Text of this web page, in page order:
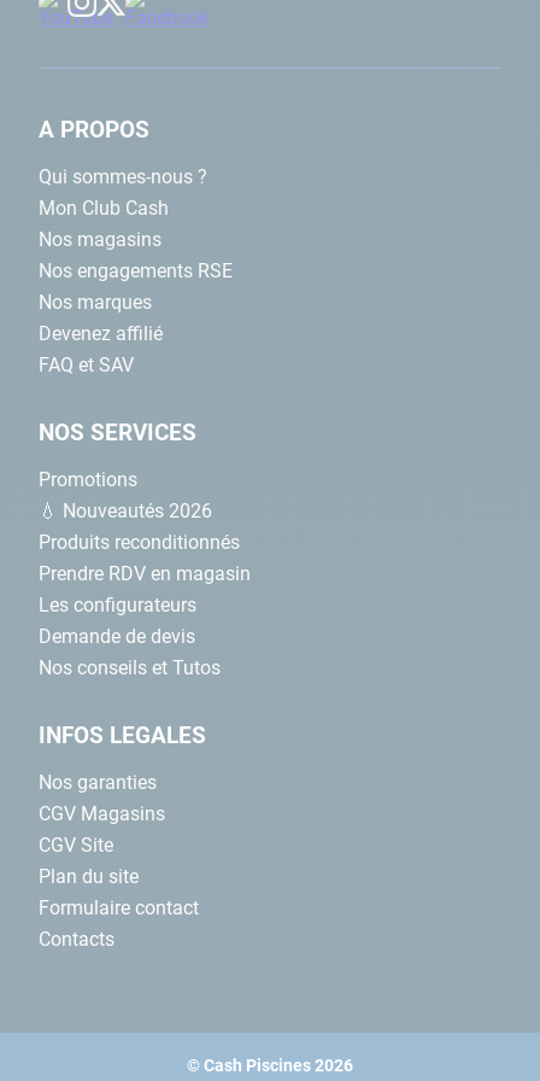
Étape 1: déterminez la zone à coller et poncez légèrement
l'adhérence de la colle.
Étape 2: appliquez du décapant pour enlever toutes les
saletés se trouvant sur le PVC.
Étape 3
A PROPOS
Qui sommes-nous ?
Mon Club Cash
Nos magasins
Nos engagements RSE
Nos marques
Devenez affilié
FAQ et SAV
NOS SERVICES
Promotions
💧 Nouveautés 2026
Produits reconditionnés
Prendre RDV en magasin
Les configurateurs
Demande de devis
Nos conseils et Tutos
INFOS LEGALES
Nos garanties
CGV Magasins
CGV Site
Plan du site
Formulaire contact
Contacts
© Cash Piscines 2026